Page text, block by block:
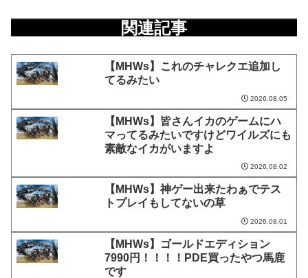
関連記事
【MHWs】これのチャレクエ追加し
てるみたい
2026.08.05
【MHWs】皆さんイカのゲームにハ
マってるみたいですけどワイルズにも
素敵なイカがいますよ
2026.08.02
【MHWs】神ゲー出来たわぁでテス
トプレイもしてないの草
2026.08.01
【MHWs】ゴールドエディション
7990円！！！！PDE買ったやつ馬鹿
です